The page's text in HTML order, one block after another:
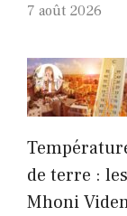
7 août 2026
de terre :
Mhoni